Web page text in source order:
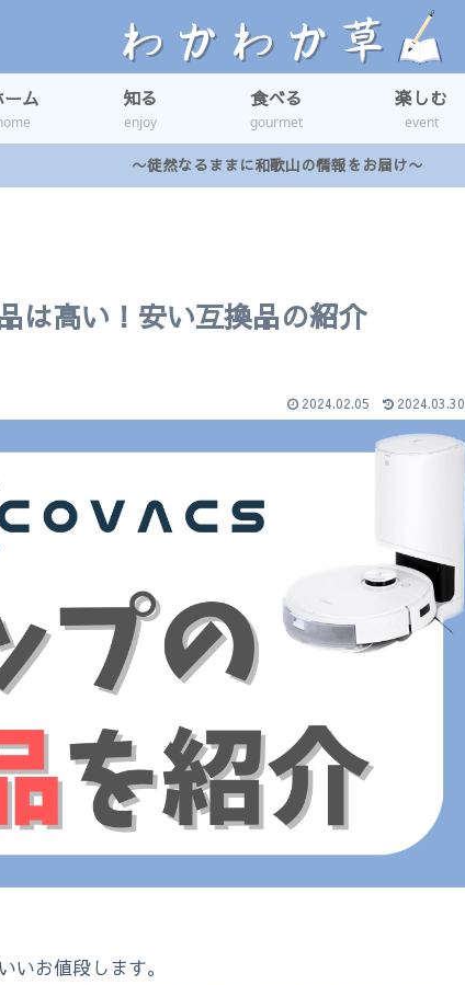
ーム 知る
enjoy
食べる
gourmet
楽しむ
event
〜徒然なるままに和歌山の情報をお届け〜
は高い！安い互換品の紹介
2024.02.05 2024.03.30
いお値段します。